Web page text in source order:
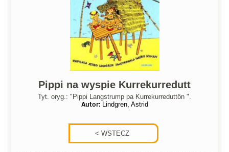
Pippi na wyspie Kurrekurredutt
Tyt. oryg.: "Pippi Langstrump pa Kurrekurreduttön ".
Autor: Lindgren, Astrid